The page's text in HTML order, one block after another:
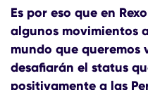
Es por eso que en
algunos movimientos
mundo que queremos
desafiarán el status
positivamente a las